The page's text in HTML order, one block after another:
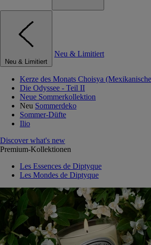
Neu & Limitiert
Neu & Limitiert
Kerze des Monats Choisya
Die Odyssee - Teil II
Neue Sommerkollektion
Neu Sommerdeko
Sommer-Düfte
Ilio
Discover what's new
Premium-Kollektionen
Les Essences de Diptyque
Les Mondes de Diptyque